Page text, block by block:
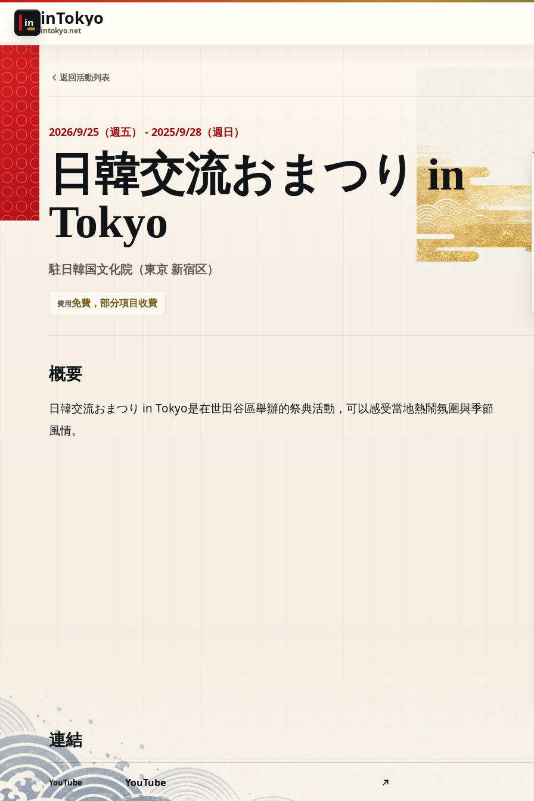
in inTokyo
intokyo.net
返回活動列表
2026/9/25（週五） - 2025/9/28（週日）
日韓交流おまつり in
Tokyo
駐日韓国文化院（東京 新宿区）
費用免費，部分項目收費
概要
日韓交流おまつり in Tokyo是在世田谷區舉辦的祭典活動，可以感受當地熱鬧氛圍與季節
風情。
連結
YouTube YouTube